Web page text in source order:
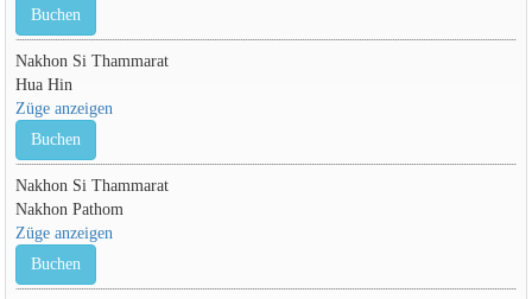
Buchen
Nakhon Si Thammarat
Hua Hin
Züge anzeigen
Buchen
Nakhon Si Thammarat
Nakhon Pathom
Züge anzeigen
Buchen